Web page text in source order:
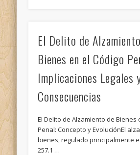
El Delito de
Bienes en el Código
Implicaciones Legales
Consecuencias
El Delito de Alzamiento de Bienes
Penal: Concepto y EvoluciónEl
bienes, regulado principalmente
257.1 …